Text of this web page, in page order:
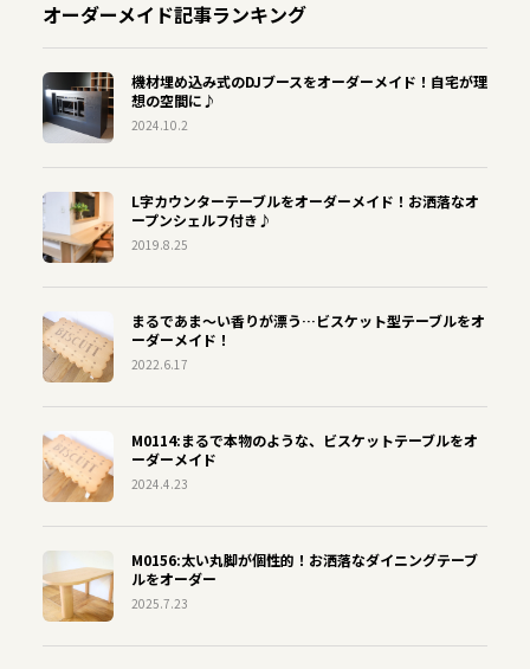
オーダーメイド記事ランキング
機材埋め込み式のDJブースをオーダーメイド！自宅が理
想の空間に♪
2024.10.2
L字カウンターテーブルをオーダーメイド！お洒落なオ
ープンシェルフ付き♪
2019.8.25
まるであま〜い香りが漂う…ビスケット型テーブルをオ
ーダーメイド！
2022.6.17
M0114:まるで本物のような、ビスケットテーブルをオ
ーダーメイド
2024.4.23
M0156:太い丸脚が個性的！お洒落なダイニングテーブ
ルをオーダー
2025.7.23